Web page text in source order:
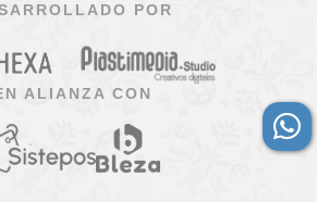
POR
ALIANZA CON